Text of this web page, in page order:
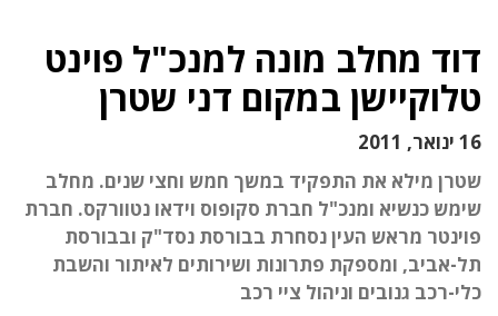
דוד מחלב מונה למנכ"ל פוינט
טלוקיישן במקום דני שטרן
16 ינואר, 2011
שטרן מילא את התפקיד במשך חמש וחצי שנים. מחלב
שימש כנשיא ומנכ"ל חברת סקופוס וידאו נטוורקס. חברת
פוינטר מראש העין נסחרת בבורסת נסד"ק ובבורסת
תל-אביב, ומספקת פתרונות ושירותים לאיתור והשבת
כלי-רכב גנובים וניהול ציי רכב